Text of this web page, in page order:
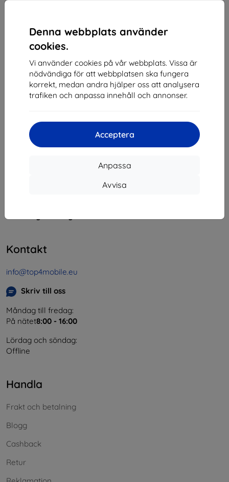
Denna webbplats använder
cookies.
Vi använder cookies på vår webbplats. Vissa är
nödvändiga för att webbplatsen ska fungera
korrekt, medan andra hjälper oss att analysera
trafiken och anpassa innehåll och annonser.
Acceptera
Anpassa
Avvisa
av totalt 4
Kontakt
info@top4mobile.eu
Skriv till oss
Måndag till fredag:
På nätet8:00 - 16:00
Lördag och söndag:
Offline
Handla
Frakt och betalning
Blogg
Cashback
Retur